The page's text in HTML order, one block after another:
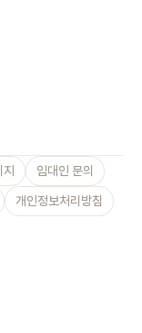
임대인 문의
개인정보처리방침